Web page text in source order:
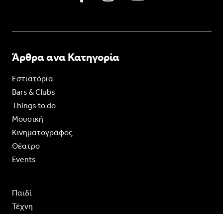
Άρθρα ανα Κατηγορία
Εστιατόρια
Bars & Clubs
Things to do
Moυσική
Κινηματογράφος
Θέατρο
Events
Παιδί
Τέχνη